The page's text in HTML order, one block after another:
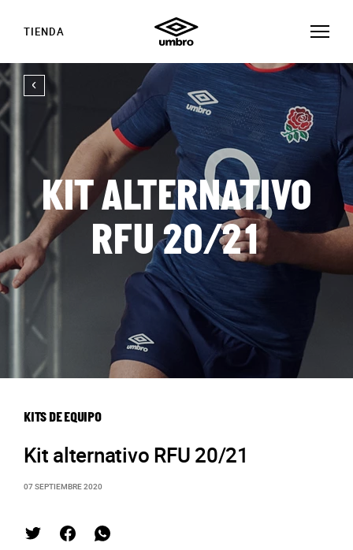
TIENDA
KIT ALTERNATIVO
RFU 20/21
KITS DE EQUIPO
Kit alternativo RFU 20/21
07 SEPTIEMBRE 2020